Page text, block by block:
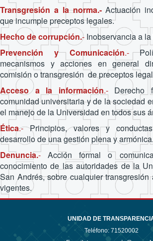
Transgresión a la norma.-Actuación
que incumple preceptos legales.
Hecho de corrupción.- Inobservancia a
Prevención y Comunicación.-
mecanismos y acciones en general
comisión o transgresión de preceptos
Acceso a la información.-Derecho
comunidad universitaria y de la sociedad
el manejo de la Universidad en todos sus
Ética.-Principios, valores y
desarrollo de una gestión plena y armónica.
Denuncia.-Acción formal o
conocimiento de las autoridades de la
San Andrés, sobre cualquier
vigentes.
UNIDAD DE
Teléfono: 71520002